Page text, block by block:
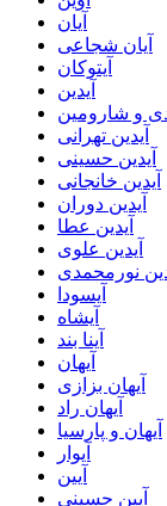
آیان
آیان شجاعی
آیتوکان
آیدین
و شارومین
آیدین تهرانی
آیدین حسینی
آیدین خانجانی
آیدین دوران
آیدین عطا
آیدین علوی
نورمحمدی
آیسودا
آیشاه
آینا بند
آیهان
آیهان بزازی
آیهان راد
آیهان و پارسیا
آیوار
آیین
آیین حسینی